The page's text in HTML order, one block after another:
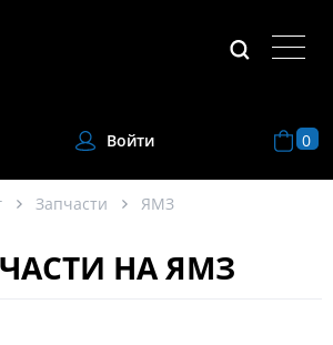
Войти 0
Запчасти ЯМЗ
НА ЯМЗ